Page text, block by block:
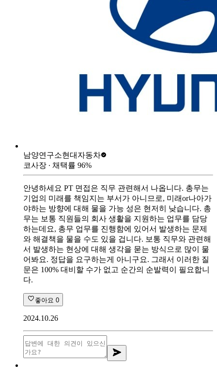
남양연구소현대자동차
코사장 ∙ 채택률 96%
안녕하세요 PT 면접은 직무 관련해서 나옵니다. 총무는
기업의 미래를 책임지는 부서가 아니므로, 미래or나아가
야하는 방향에 대해 물을 가능 성은 현저히 낮습니다. 총
무는 보통 직원들의 회사 생활을 지원하는 업무를 담당
하는데요, 총무 업무를 진행함에 있어서 발생하는 문제
와 해결책을 물을 수도 있을 겁니다. 보통 직무와 관련해
서 발생하는 현상에 대해 생각을 묻는 방식으로 많이 물
어봐요. 정답을 요구하는게 아니구요. 그래서 이러한 질
문은 100% 대비할 수가 없고 순간의 순발력이 필요합니
다.
좋아요 0
2024.10.26